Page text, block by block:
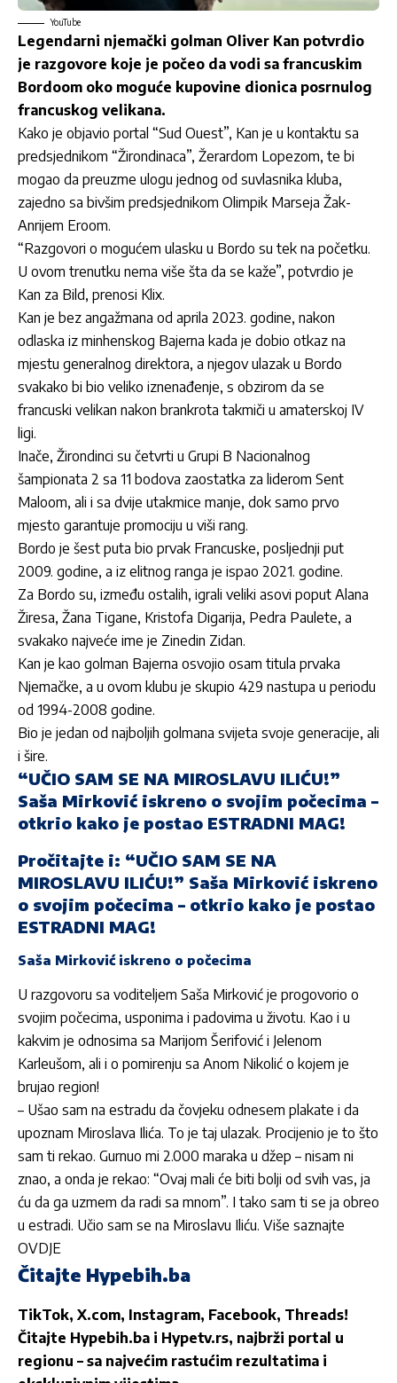
YouTube
Legendarni njemački golman Oliver Kan potvrdio
je razgovore koje je počeo da vodi sa francuskim
Bordoom oko moguće kupovine dionica posrnulog
francuskog velikana.
Kako je objavio portal “Sud Ouest”, Kan je u kontaktu sa
predsjednikom “Žirondinaca”, Žerardom Lopezom, te bi
mogao da preuzme ulogu jednog od suvlasnika kluba,
zajedno sa bivšim predsjednikom Olimpik Marseja Žak-
Anrijem Eroom.
“Razgovori o mogućem ulasku u Bordo su tek na početku.
U ovom trenutku nema više šta da se kaže”, potvrdio je
Kan za Bild, prenosi Klix.
Kan je bez angažmana od aprila 2023. godine, nakon
odlaska iz minhenskog Bajerna kada je dobio otkaz na
mjestu generalnog direktora, a njegov ulazak u Bordo
svakako bi bio veliko iznenađenje, s obzirom da se
francuski velikan nakon brankrota takmiči u amaterskoj IV
ligi.
Inače, Žirondinci su četvrti u Grupi B Nacionalnog
šampionata 2 sa 11 bodova zaostatka za liderom Sent
Maloom, ali i sa dvije utakmice manje, dok samo prvo
mjesto garantuje promociju u viši rang.
Bordo je šest puta bio prvak Francuske, posljednji put
2009. godine, a iz elitnog ranga je ispao 2021. godine.
Za Bordo su, između ostalih, igrali veliki asovi poput Alana
Žiresa, Žana Tigane, Kristofa Digarija, Pedra Paulete, a
svakako najveće ime je Zinedin Zidan.
Kan je kao golman Bajerna osvojio osam titula prvaka
Njemačke, a u ovom klubu je skupio 429 nastupa u periodu
od 1994-2008 godine.
Bio je jedan od najboljih golmana svijeta svoje generacije, ali
i šire.
“UČIO SAM SE NA MIROSLAVU ILIĆU!”
Saša Mirković iskreno o svojim počecima –
otkrio kako je postao ESTRADNI MAG!
Pročitajte i: “UČIO SAM SE NA
MIROSLAVU ILIĆU!” Saša Mirković iskreno
o svojim počecima – otkrio kako je postao
ESTRADNI MAG!
Saša Mirković iskreno o počecima
U razgovoru sa voditeljem Saša Mirković je progovorio o
svojim počecima, usponima i padovima u životu. Kao i u
kakvim je odnosima sa Marijom Šerifović i Jelenom
Karleušom, ali i o pomirenju sa Anom Nikolić o kojem je
brujao region!
– Ušao sam na estradu da čovjeku odnesem plakate i da
upoznam Miroslava Ilića. To je taj ulazak. Procijenio je to što
sam ti rekao. Gurnuo mi 2.000 maraka u džep – nisam ni
znao, a onda je rekao: “Ovaj mali će biti bolji od svih vas, ja
ću da ga uzmem da radi sa mnom”. I tako sam ti se ja obreo
u estradi. Učio sam se na Miroslavu Iliću. Više saznajte
OVDJE
Čitajte Hypebih.ba
TikTok, X.com, Instagram, Facebook, Threads!
Čitajte Hypebih.ba i Hypetv.rs, najbrži portal u
regionu – sa najvećim rastućim rezultatima i